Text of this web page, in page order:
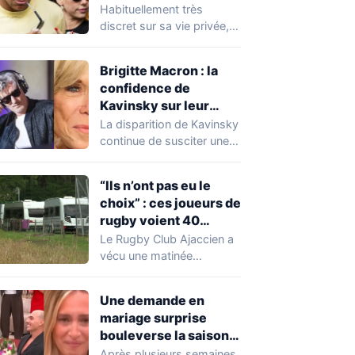
Expósito en Italie agite
la toile
Habituellement très
discret sur sa vie privée,
Brigitte Macron : la
confidence de
Kavinsky sur leur
relation
La disparition de Kavinsky
continue de susciter une
“Ils n’ont pas eu le
choix” : ces joueurs de
rugby voient 40
caravanes de gens du
voyage s’installer
heure
Le Rugby Club Ajaccien a
vécu une matinée
découverte d'une…
Une demande en
mariage surprise
bouleverse la saison